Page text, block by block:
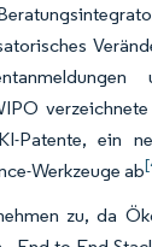
Patente, ein
Werkzeuge ab
zu, da